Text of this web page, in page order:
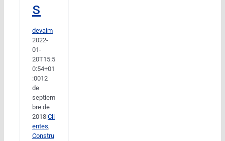
s
devaim
2022-
01-
20T15:5
0:54+01
:0012
de
septiem
bre de
2018|Cli
entes,
Constru